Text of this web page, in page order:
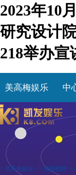
2023年10
研究设计
218举办
美高梅娱乐 中
> 美高梅娱乐 >> 校园招聘